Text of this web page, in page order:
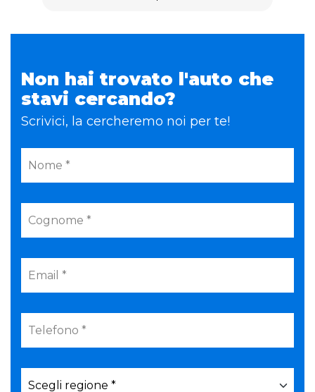
Non hai trovato l'auto che
stavi cercando?
Scrivici, la cercheremo noi per te!